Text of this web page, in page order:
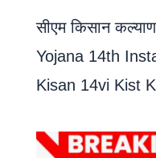
सीएम किसान
Yojana 14th
Kisan 14vi Kist